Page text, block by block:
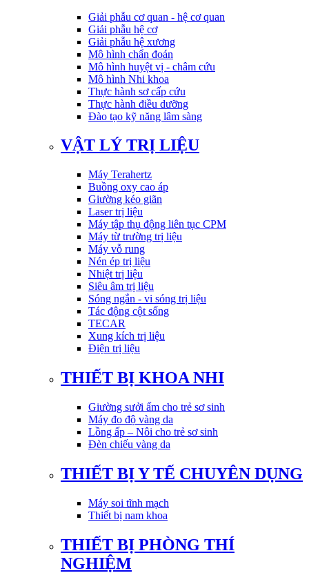
Giải phẫu cơ quan - hệ cơ quan
Giải phẫu hệ cơ
Giải phẫu hệ xương
Mô hình chẩn đoán
Mô hình huyệt vị - châm cứu
Mô hình Nhi khoa
Thực hành sơ cấp cứu
Thực hành điều dưỡng
Đào tạo kỹ năng lâm sàng
VẬT LÝ TRỊ LIỆU
Máy Terahertz
Buồng oxy cao áp
Giường kéo giãn
Laser trị liệu
Máy tập thụ động liên tục CPM
Máy từ trường trị liệu
Máy vỗ rung
Nén ép trị liệu
Nhiệt trị liệu
Siêu âm trị liệu
Sóng ngắn - vi sóng trị liệu
Tác động cột sống
TECAR
Xung kích trị liệu
Điện trị liệu
THIẾT BỊ KHOA NHI
Giường sưởi ấm cho trẻ sơ sinh
Máy đo độ vàng da
Lồng ấp – Nôi cho trẻ sơ sinh
Đèn chiếu vàng da
THIẾT BỊ Y TẾ CHUYÊN DỤNG
Máy soi tĩnh mạch
Thiết bị nam khoa
THIẾT BỊ PHÒNG THÍ
NGHIỆM